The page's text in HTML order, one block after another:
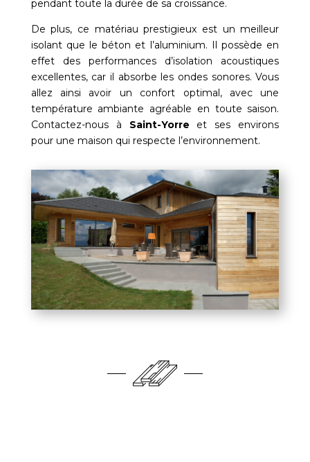
pendant toute la durée de sa croissance.
De plus, ce matériau prestigieux est un meilleur
isolant que le béton et l’aluminium. Il possède en
effet des performances d’isolation acoustiques
excellentes, car il absorbe les ondes sonores. Vous
allez ainsi avoir un confort optimal, avec une
température ambiante agréable en toute saison.
Contactez-nous à Saint-Yorre et ses environs
pour une maison qui respecte l’environnement.